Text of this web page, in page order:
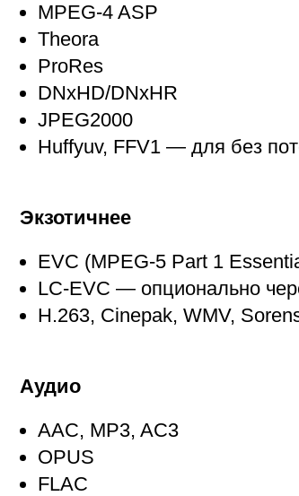
MPEG-4 ASP
Theora
ProRes
DNxHD/DNxHR
JPEG2000
Huffyuv, FFV1 — для без
Экзотичнее
EVC (MPEG-5 Part 1
LC-EVC — опционально
H.263, Cinepak, WMV,
Аудио
AAC, MP3, AC3
OPUS
FLAC